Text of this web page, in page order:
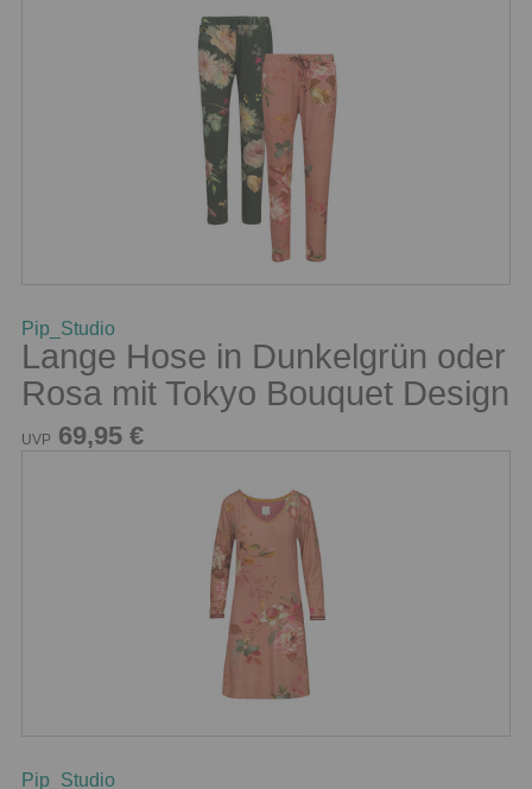
Pip_Studio
Lange Hose in Dunkelgrün oder
Rosa mit Tokyo Bouquet Design
UVP 69,95 €
Pip_Studio